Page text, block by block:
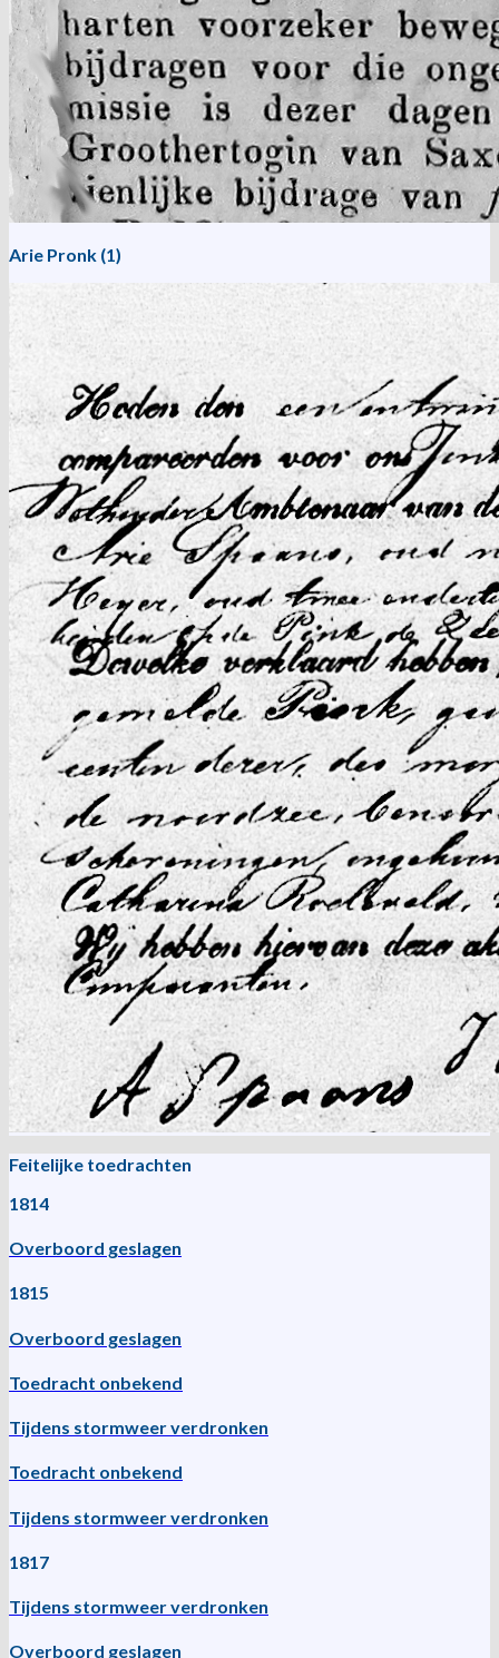
Arie Pronk (1)
Feitelijke toedrachten
1814
Overboord geslagen
1815
Overboord geslagen
Toedracht onbekend
Tijdens stormweer verdronken
Toedracht onbekend
Tijdens stormweer verdronken
1817
Tijdens stormweer verdronken
Overboord geslagen